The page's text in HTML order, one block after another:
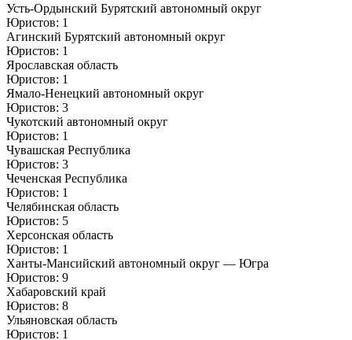
Усть-Ордынский Бурятский автономный округ
Юристов: 1
Агинский Бурятский автономный округ
Юристов: 1
Ярославская область
Юристов: 1
Ямало-Ненецкий автономный округ
Юристов: 3
Чукотский автономный округ
Юристов: 1
Чувашская Республика
Юристов: 3
Чеченская Республика
Юристов: 1
Челябинская область
Юристов: 5
Херсонская область
Юристов: 1
Ханты-Мансийский автономный округ — Югра
Юристов: 9
Хабаровский край
Юристов: 8
Ульяновская область
Юристов: 1